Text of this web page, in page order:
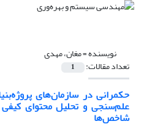
نویسنده =مغان، مهدی
تعداد مقالات: 1
حکمرانی در سازمان‌های
علم‌سنجی و تحلیل محتوای کیفی
شاخص‌ها